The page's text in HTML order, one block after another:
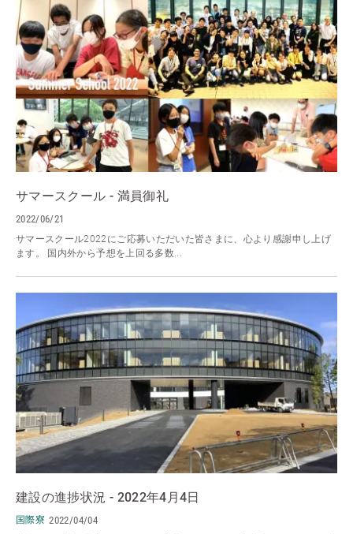
サマースクール - 満員御礼
2022/06/21
サマースクール2022にご応募いただいた皆さまに、心より感謝申し上げ
ます。 国内外から予想を上回る多数...
建設の進捗状況 - 2022年4月4日
国際寮 2022/04/04